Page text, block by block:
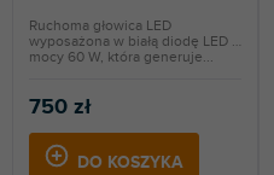
750 zł
DO KOSZYKA
Ruchoma głowica LED
wyposażona w białą diodę LED o
mocy 60 W, która generuje...